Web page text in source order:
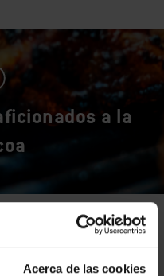
Acerca de las cookies
a la